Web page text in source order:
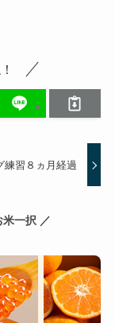
練習８ヵ月経過
一択 ／